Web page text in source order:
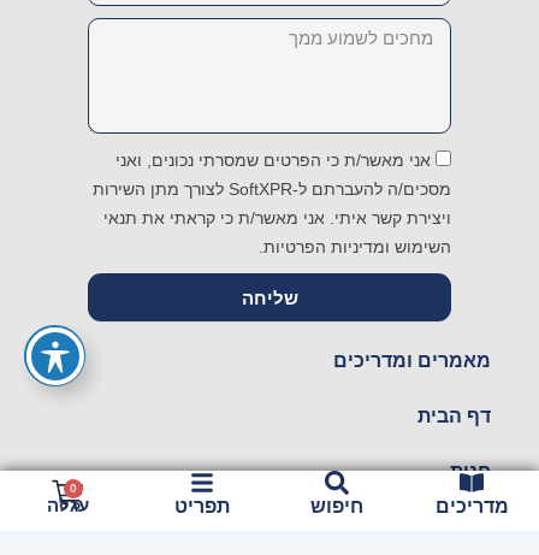
Message
אני מאשר/ת כי הפרטים שמסרתי נכונים, ואני
מסכים/ה להעברתם ל-SoftXPR לצורך מתן השירות
ויצירת קשר איתי. אני מאשר/ת כי קראתי את תנאי
השימוש ומדיניות הפרטיות.
שליחה
מאמרים ומדריכים
דף הבית
חנות
מדריכים חיפוש תפריט
0
עגלת
עגלה